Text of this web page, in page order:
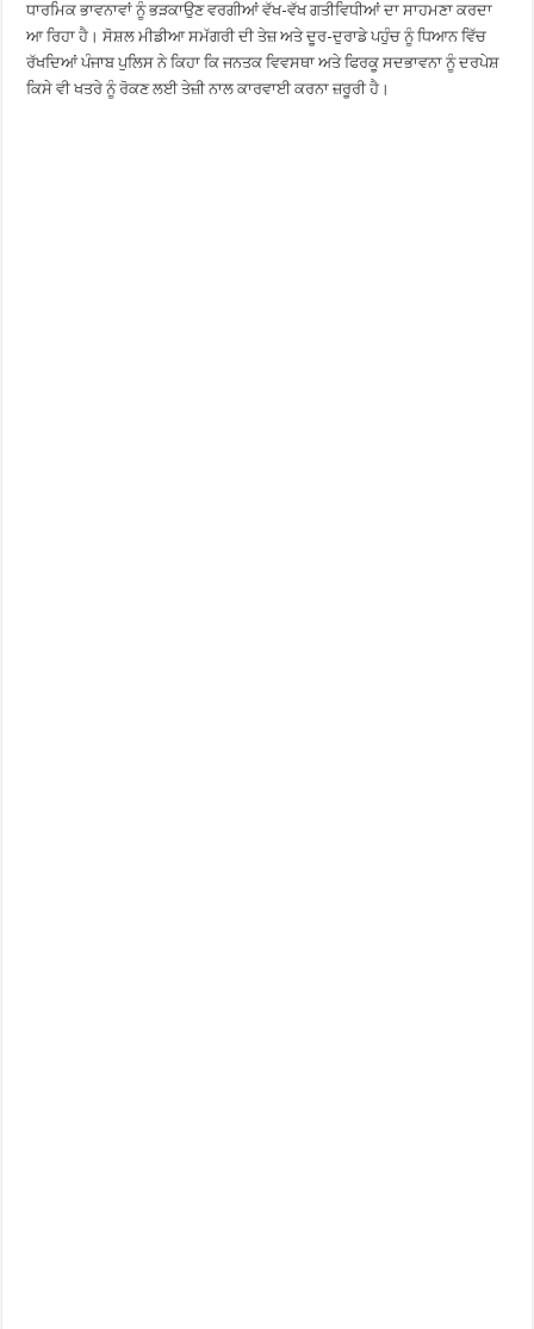
ਧਾਰਮਿਕ ਭਾਵਨਾਵਾਂ ਨੂੰ ਭੜਕਾਉਣ ਵਰਗੀਆਂ ਵੱਖ-ਵੱਖ ਗਤੀਵਿਧੀਆਂ ਦਾ ਸਾਹਮਣਾ ਕਰਦਾ
ਆ ਰਿਹਾ ਹੈ। ਸੋਸ਼ਲ ਮੀਡੀਆ ਸਮੱਗਰੀ ਦੀ ਤੇਜ਼ ਅਤੇ ਦੂਰ-ਦੁਰਾਡੇ ਪਹੁੰਚ ਨੂੰ ਧਿਆਨ ਵਿੱਚ
ਰੱਖਦਿਆਂ ਪੰਜਾਬ ਪੁਲਿਸ ਨੇ ਕਿਹਾ ਕਿ ਜਨਤਕ ਵਿਵਸਥਾ ਅਤੇ ਫਿਰਕੂ ਸਦਭਾਵਨਾ ਨੂੰ ਦਰਪੇਸ਼
ਕਿਸੇ ਵੀ ਖਤਰੇ ਨੂੰ ਰੋਕਣ ਲਈ ਤੇਜ਼ੀ ਨਾਲ ਕਾਰਵਾਈ ਕਰਨਾ ਜ਼ਰੂਰੀ ਹੈ।